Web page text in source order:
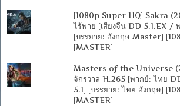
[1080p Super HQ] Sakra
ไร้พ่าย [เสียงจีน DD 5.1.EX /
[บรรยาย: อังกฤษ Master]
[MASTER]
Masters of the Universe
จักรวาล H.265 [พากย์: ไทย
5.1] [บรรยาย: ไทย อังกฤษ]
[MASTER]